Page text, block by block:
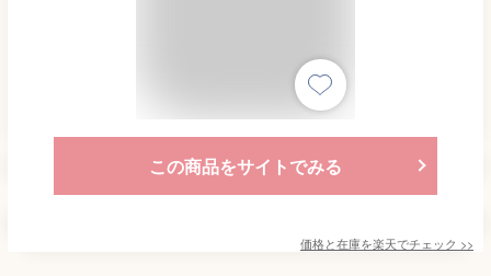
この商品をサイトでみる
価格と在庫を楽天でチェック >>